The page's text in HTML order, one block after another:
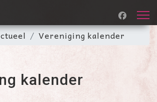
Vereniging kalender
kalender